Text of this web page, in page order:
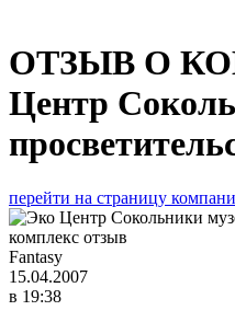
ОТЗЫВ О
Центр
перейти на страницу
Fantasy
15.04.2007
в 19:38